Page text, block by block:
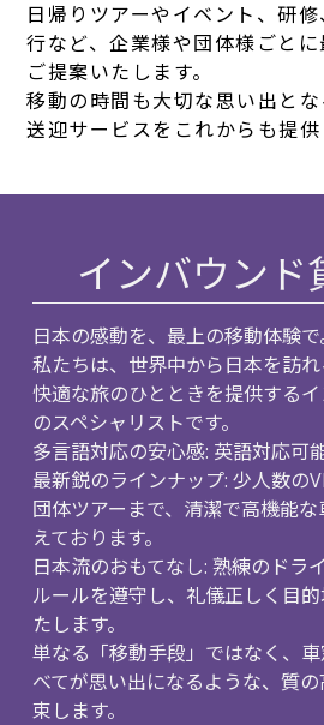
日帰りツアーやイベント、研
行など、企業様や団体様ごと
ご提案いたします。
移動の時間も大切な思い出と
送迎サービスをこれからも提供
インバウンド
日本の感動を、最上の移動体験で
私たちは、世界中から日本を訪れ
快適な旅のひとときを提供する
のスペシャリストです。
多言語対応の安心感: 英語対応可能
最新鋭のラインナップ: 少人数の
団体ツアーまで、 清潔で高機能
えております。
日本流のおもてなし: 熟練のドラ
ルールを遵守し、 礼儀正しく目
たします。
単なる「移動手段」ではなく、
べてが思い出になるような、 質
束します。